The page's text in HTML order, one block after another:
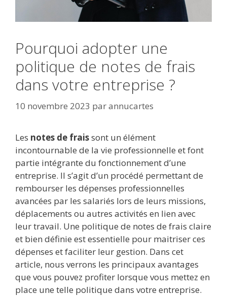
Pourquoi adopter une
politique de notes de frais
dans votre entreprise ?
10 novembre 2023 parannucartes
Les notes de fraissont un élément
incontournable de la vie professionnelle et font
partie intégrante du fonctionnement d’une
entreprise. Il s’agit d’un procédé permettant de
rembourser les dépenses professionnelles
avancées par les salariés lors de leurs missions,
déplacements ou autres activités en lien avec
leur travail. Une politique de notes de frais claire
et bien définie est essentielle pour maitriser ces
dépenses et faciliter leur gestion. Dans cet
article, nous verrons les principaux avantages
que vous pouvez profiter lorsque vous mettez en
place une telle politique dans votre entreprise.